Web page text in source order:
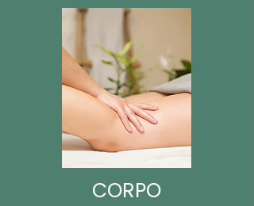
CORPO